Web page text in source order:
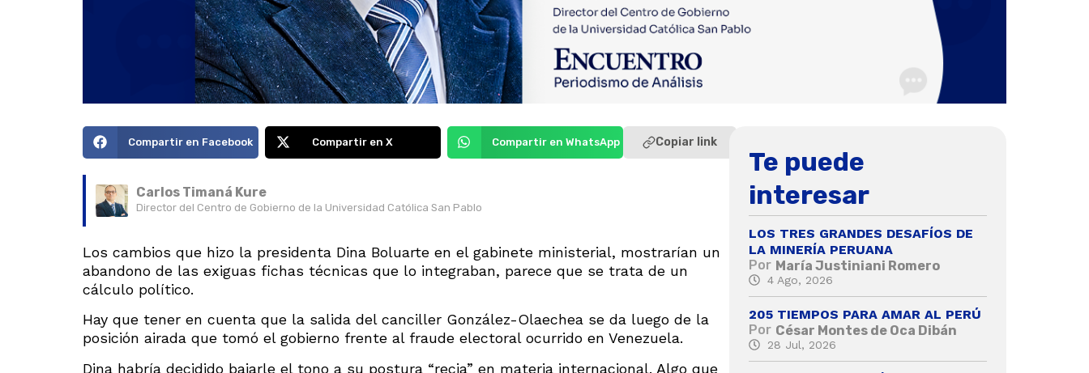
Compartir en Facebook Compartir en X Compartir en WhatsApp Copiar link
Carlos Timaná Kure
Director del Centro de Gobierno de la Universidad Católica San Pablo
Los cambios que hizo la presidenta Dina Boluarte en el gabinete ministerial, mostrarían un
abandono de las exiguas fichas técnicas que lo integraban, parece que se trata de un
cálculo político.
Hay que tener en cuenta que la salida del canciller González-Olaechea se da luego de la
posición airada que tomó el gobierno frente al fraude electoral ocurrido en Venezuela.
Dina habría decidido bajarle el tono a su postura “recia” en materia internacional. Algo que
Te puede
interesar
LOS TRES GRANDES DESAFÍOS DE
LA MINERÍA PERUANA
Por María Justiniani Romero
4 Ago, 2026
205 TIEMPOS PARA AMAR AL PERÚ
Por César Montes de Oca Dibán
28 Jul, 2026